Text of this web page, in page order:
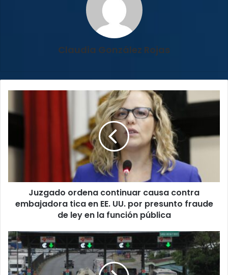
Claudia González Rojas
continuar
embajadora
EE.
por
de
ley
en
la
Juzgado ordena continuar causa contra
embajadora tica en EE. UU. por presunto fraude
de ley en la función pública
Peajes
sin
cobro
en